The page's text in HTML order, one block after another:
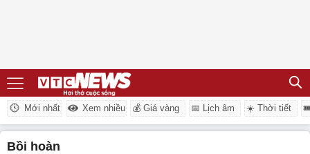
Mới nhất Xem nhiều 💰 Giá vàng 📅 Lịch âm ☀️ Thời tiết
bồi hoàn